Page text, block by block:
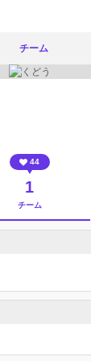
チーム
44
1
チーム